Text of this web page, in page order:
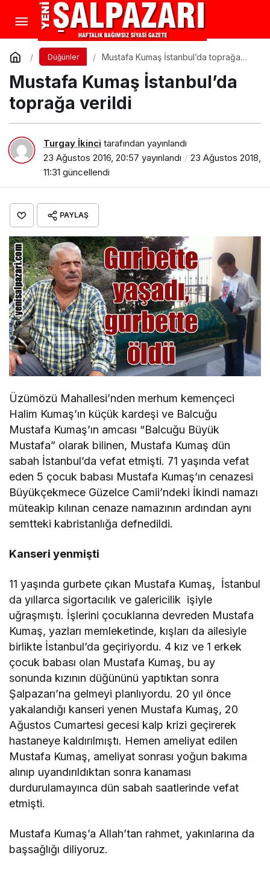
Düğünler
Mustafa Kumaş İstanbul’da toprağa
Mustafa Kumaş İstanbul’da
toprağa verildi
Turgay İkinci tarafından yayınlandı
23 Ağustos 2016, 20:57 yayınlandı
23 Ağustos 2018,
11:31 güncellendi
PAYLAŞ
Üzümözü Mahallesi’nden merhum kemençeci
Halim Kumaş’ın küçük kardeşi ve Balcuğu
Mustafa Kumaş’ın amcası “Balcuğu Büyük
Mustafa” olarak bilinen, Mustafa Kumaş dün
sabah İstanbul’da vefat etmişti. 71 yaşında vefat
eden 5 çocuk babası Mustafa Kumaş’ın cenazesi
Büyükçekmece Güzelce Camii’ndeki İkindi namazı
müteakip kılınan cenaze namazının ardından aynı
semtteki kabristanlığa defnedildi.
Kanseri yenmişti
11 yaşında gurbete çıkan Mustafa Kumaş, İstanbul
da yıllarca sigortacılık ve galericilik işiyle
uğraşmıştı. İşlerini çocuklarına devreden Mustafa
Kumaş, yazları memleketinde, kışları da ailesiyle
birlikte İstanbul’da geçiriyordu. 4 kız ve 1 erkek
çocuk babası olan Mustafa Kumaş, bu ay
sonunda kızının düğününü yaptıktan sonra
Şalpazarı’na gelmeyi planlıyordu. 20 yıl önce
yakalandığı kanseri yenen Mustafa Kumaş, 20
Ağustos Cumartesi gecesi kalp krizi geçirerek
hastaneye kaldırılmıştı. Hemen ameliyat edilen
Mustafa Kumaş, ameliyat sonrası yoğun bakıma
alınıp uyandırıldıktan sonra kanaması
durdurulamayınca dün sabah saatlerinde vefat
etmişti.
Mustafa Kumaş’a Allah’tan rahmet, yakınlarına da
başsağlığı diliyoruz.